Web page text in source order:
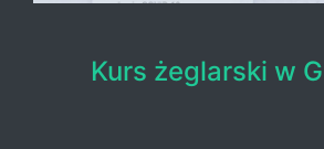
Kurs żeglarski w